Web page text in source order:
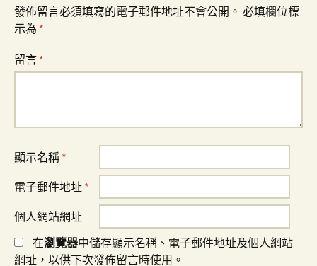
發佈留言必須填寫的電子郵件地址不會公開。 必填欄位標
示為 *
留言 *
顯示名稱 *
電子郵件地址 *
個人網站網址
在瀏覽器中儲存顯示名稱、電子郵件地址及個人網站
網址，以供下次發佈留言時使用。